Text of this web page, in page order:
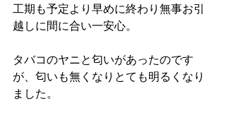
工期も予定より早めに終わり無事お引
越しに間に合い一安心。
タバコのヤニと匂いがあったのです
が、匂いも無くなりとても明るくなり
ました。